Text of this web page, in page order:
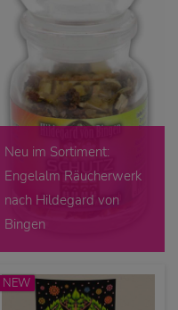
Neu im Sortiment:
Engelalm Räucherwerk
nach Hildegard von
Bingen
NEW